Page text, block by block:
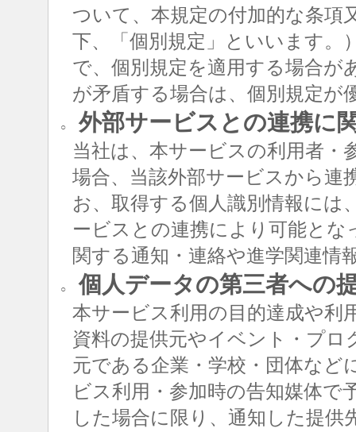
ついて、本規定の付加的な条項
下、「個別規定」といいます。
で、個別規定を適用する場合が
が矛盾する場合は、個別規定が
○ 外部サービスとの連携に
当社は、本サービスの利用者・
場合、当該外部サービスから連
お、取得する個人識別情報には
ービスとの連携により可能と
関する通知・連絡や進学関連情
○ 個人データの第三者への
本サービス利用の目的達成や利
資料の提供元やイベント・プロ
元である企業・学校・団体など
ビス利用・参加時の告知媒体で
した場合に限り、通知した提